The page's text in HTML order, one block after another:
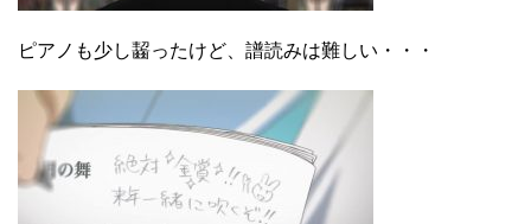
ピアノも少し齧ったけど、譜読みは難しい・・・